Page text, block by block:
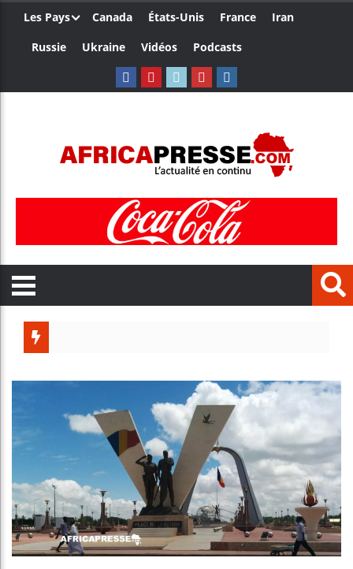
Les Pays Canada États-Unis France
Iran
Russie
Ukraine Vidéos Podcasts
Aliko